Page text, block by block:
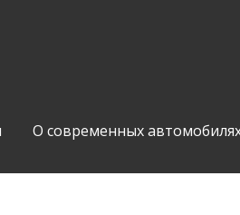
О современных